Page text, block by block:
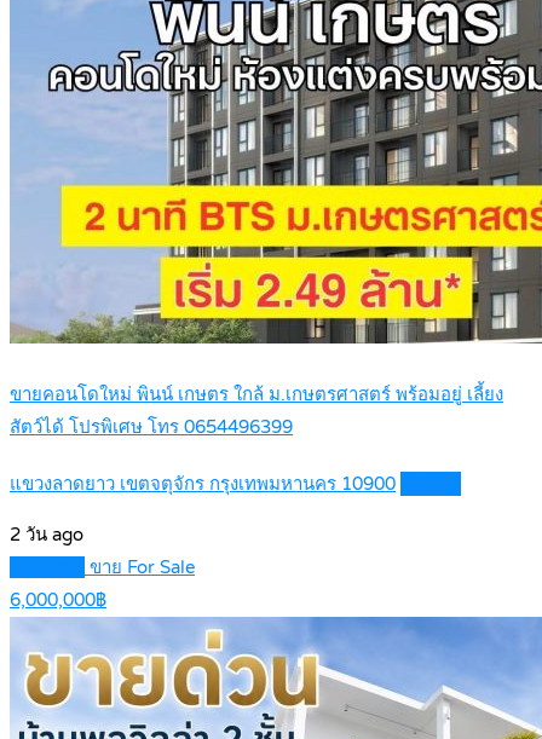
ขายคอนโดใหม่ พินน์ เกษตร ใกล้ ม.เกษตรศาสตร์ พร้อมอยู่ เลี้ยง
สัตว์ได้ โปรพิเศษ โทร 0654496399
แขวงลาดยาว เขตจตุจักร กรุงเทพมหานคร 10900
2 วัน ago
ขาย For Sale
6,000,000฿